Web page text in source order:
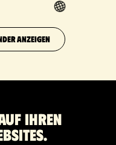
ANZEIGEN
Ihren